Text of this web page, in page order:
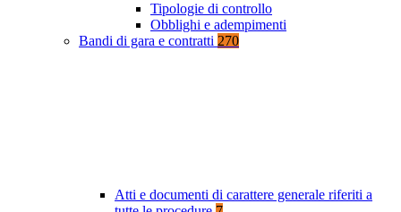
Tipologie di controllo
Obblighi e adempimenti
Bandi di gara e contratti 270
Atti e documenti di carattere generale riferiti a